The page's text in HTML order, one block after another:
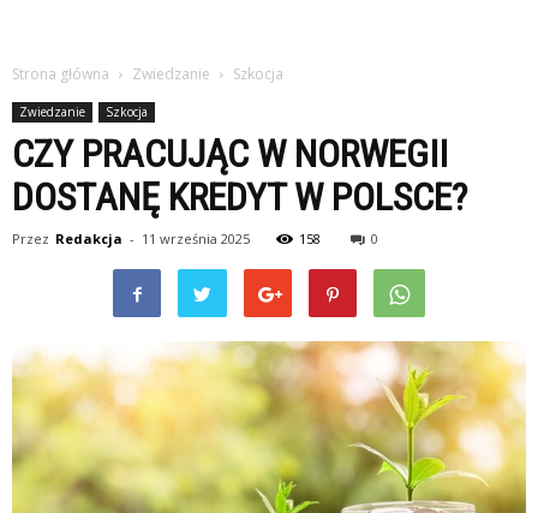
Strona główna Zwiedzanie Szkocja
Zwiedzanie Szkocja
CZY PRACUJĄC W NORWEGII
DOSTANĘ KREDYT W POLSCE?
Przez Redakcja - 11 września 2025 158 0